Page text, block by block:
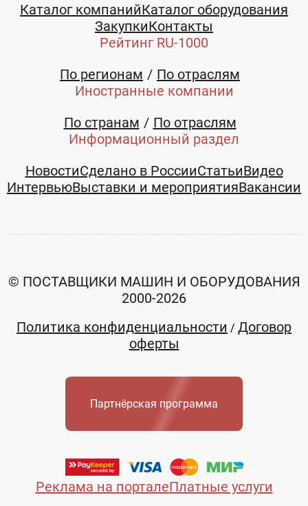
Гильотина
4х2500 Китай
2008гв
0
Заказать
Stankoline
+79185971591
FSS400
Вертикально
Фрезерный
0
Заказать
Stankoline
Московская
+79185971591
Каталог компанийКаталог оборудования
ЗакупкиКонтакты
Рейтинг RU-1000
По регионам
По отраслям
Иностранные компании
По странам
По отраслям
Информационный раздел
НовостиСделано в РоссииСтатьиВидео
ИнтервьюВыставки и мероприятияВакансии
Реклама на порталеПлатные услуги
© ПОСТАВЩИКИ МАШИН И ОБОРУДОВАНИЯ
2000-2026
Политика конфиденциальности / Договор
оферты
Партнёрская программа